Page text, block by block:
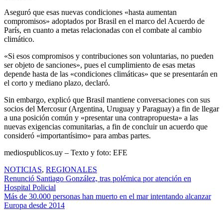
Aseguró que esas nuevas condiciones «hasta aumentan
compromisos» adoptados por Brasil en el marco del Acuerdo de
París, en cuanto a metas relacionadas con el combate al cambio
climático.
«Si esos compromisos y contribuciones son voluntarias, no pueden
ser objeto de sanciones», pues el cumplimiento de esas metas
depende hasta de las «condiciones climáticas» que se presentarán en
el corto y mediano plazo, declaró.
Sin embargo, explicó que Brasil mantiene conversaciones con sus
socios del Mercosur (Argentina, Uruguay y Paraguay) a fin de llegar
a una posición común y «presentar una contrapropuesta» a las
nuevas exigencias comunitarias, a fin de concluir un acuerdo que
consideró «importantísimo» para ambas partes.
mediospublicos.uy – Texto y foto: EFE
NOTICIAS, REGIONALES
Navegación
de
entradas
Renunció Santiago González, tras polémica por atención en
Hospital Policial
Más de 30.000 personas han muerto en el mar intentando alcanzar
Europa desde 2014